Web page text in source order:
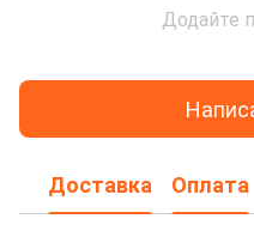
Додайте
Доставка Оплата